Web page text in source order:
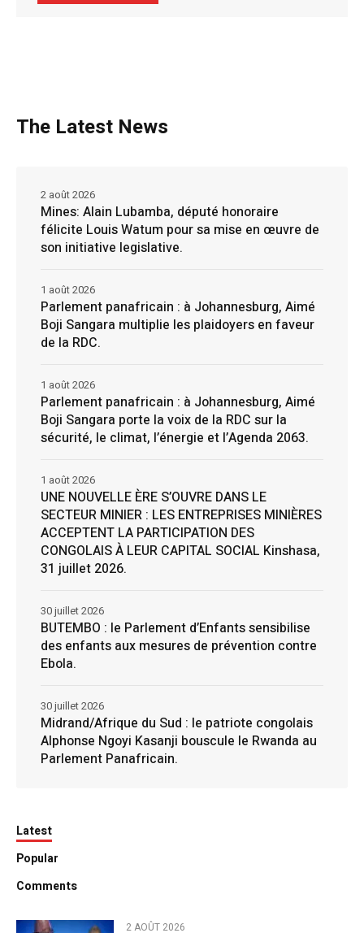
The Latest News
Mines: Alain Lubamba, député honoraire
félicite Louis Watum pour sa mise en œuvre de
son initiative legislative.
2 août 2026
Parlement panafricain : à Johannesburg, Aimé
Boji Sangara multiplie les plaidoyers en faveur
de la RDC.
1 août 2026
Parlement panafricain : à Johannesburg, Aimé
Boji Sangara porte la voix de la RDC sur la
sécurité, le climat, l’énergie et l’Agenda 2063.
1 août 2026
UNE NOUVELLE ÈRE S’OUVRE DANS LE
SECTEUR MINIER : LES ENTREPRISES MINIÈRES
ACCEPTENT LA PARTICIPATION DES
CONGOLAIS À LEUR CAPITAL SOCIAL Kinshasa,
31 juillet 2026.
1 août 2026
BUTEMBO : le Parlement d’Enfants sensibilise
des enfants aux mesures de prévention contre
Ebola.
30 juillet 2026
Midrand/Afrique du Sud : le patriote congolais
Alphonse Ngoyi Kasanji bouscule le Rwanda au
Parlement Panafricain.
30 juillet 2026
Latest
Popular
Comments
2 AOÛT 2026